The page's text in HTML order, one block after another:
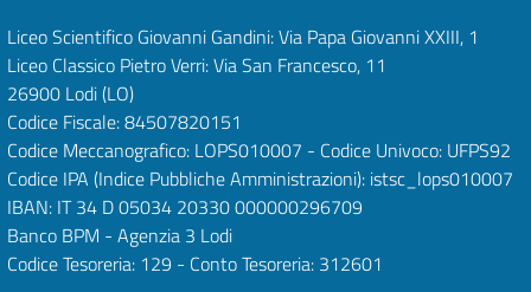
Liceo Scientifico Giovanni Gandini: Via Papa Giovanni XXIII, 1
Liceo Classico Pietro Verri: Via San Francesco, 11
26900 Lodi(LO)
Codice Fiscale: 84507820151
Codice Meccanografico: LOPS010007 - Codice Univoco: UFPS92
Codice IPA (Indice Pubbliche Amministrazioni): istsc_lops010007
IBAN: IT 34 D 05034 20330 000000296709
Banco BPM - Agenzia 3 Lodi
Codice Tesoreria: 129 - Conto Tesoreria: 312601